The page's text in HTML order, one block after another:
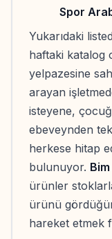
Spor
Yukarıdaki
haftaki katalog
yelpazesine
arayan
isteyene,
ebeveynden
herkese hitap
bulunuyor.
ürünler
ürünü
hareket etmek